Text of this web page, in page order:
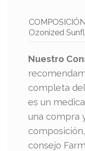
Ozonized
Nuestro
completa
es un
una compra
consejo